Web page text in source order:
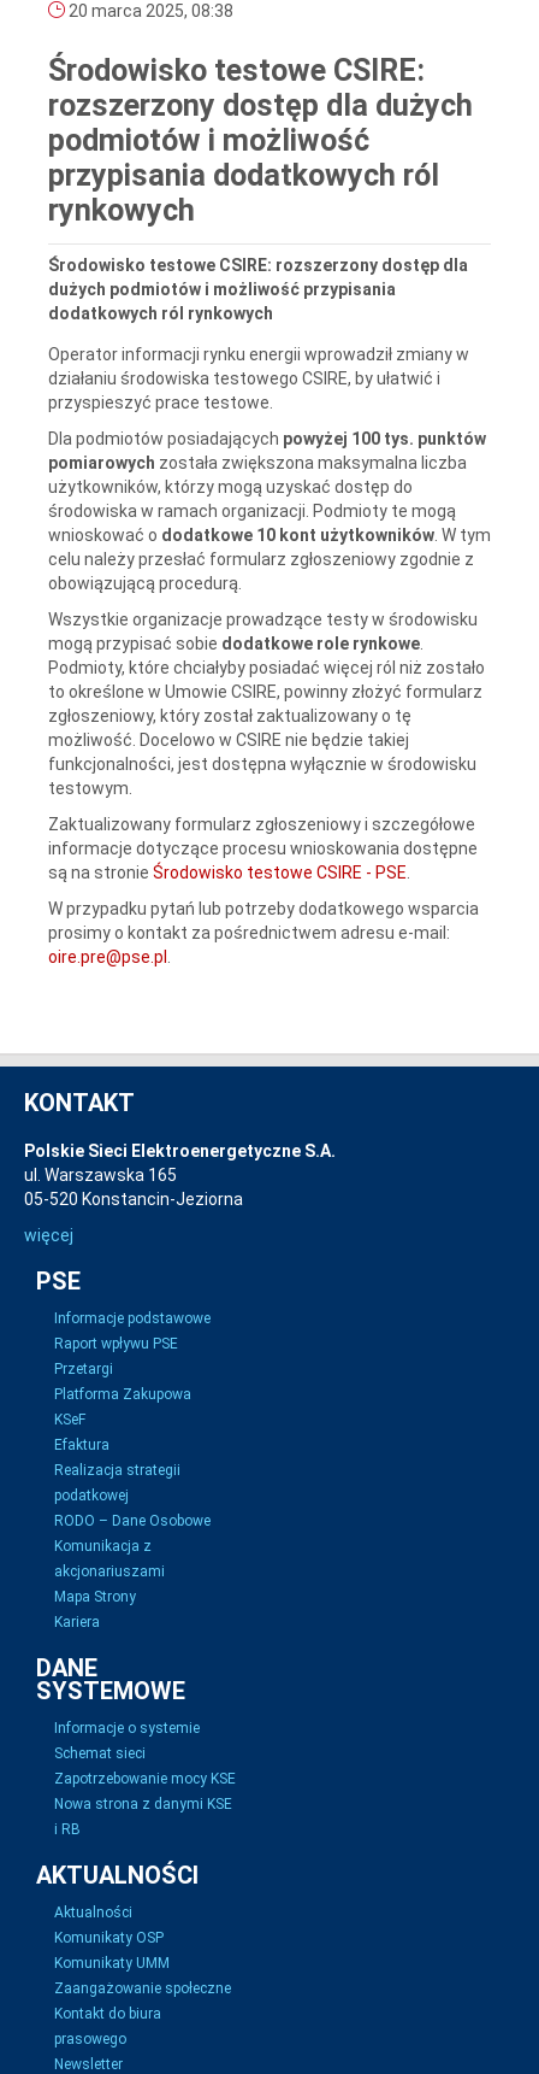
20 marca 2025, 08:38
Środowisko testowe CSIRE:
rozszerzony dostęp dla dużych
podmiotów i możliwość
przypisania dodatkowych ról
rynkowych
Środowisko testowe CSIRE: rozszerzony dostęp dla
dużych podmiotów i możliwość przypisania
dodatkowych ról rynkowych
Operator informacji rynku energii wprowadził zmiany w
działaniu środowiska testowego CSIRE, by ułatwić i
przyspieszyć prace testowe.
Dla podmiotów posiadających powyżej 100 tys. punktów
pomiarowych została zwiększona maksymalna liczba
użytkowników, którzy mogą uzyskać dostęp do
środowiska w ramach organizacji. Podmioty te mogą
wnioskować o dodatkowe 10 kont użytkowników . W tym
celu należy przesłać formularz zgłoszeniowy zgodnie z
obowiązującą procedurą.
Wszystkie organizacje prowadzące testy w środowisku
mogą przypisać sobie dodatkowe role rynkowe
Podmioty, które chciałyby posiadać więcej ról niż zostało
to określone w Umowie CSIRE, powinny złożyć formularz
zgłoszeniowy, który został zaktualizowany o tę
możliwość. Docelowo w CSIRE nie będzie takiej
funkcjonalności, jest dostępna wyłącznie w środowisku
testowym.
Zaktualizowany formularz zgłoszeniowy i szczegółowe
informacje dotyczące procesu wnioskowania dostępne
są na stronie Środowisko testowe CSIRE - PSE
W przypadku pytań lub potrzeby dodatkowego wsparcia
prosimy o kontakt za pośrednictwem adresu e-mail:
oire.pre@pse.pl
KONTAKT
Polskie Sieci Elektroenergetyczne S.A.
ul. Warszawska 165
05-520 Konstancin-Jeziorna
więcej
PSE
Informacje podstawowe
Raport wpływu PSE
Przetargi
Platforma Zakupowa
KSeF
Efaktura
Realizacja strategii
podatkowej
RODO – Dane Osobowe
Komunikacja z
akcjonariuszami
Mapa Strony
Kariera
DANE
SYSTEMOWE
Informacje o systemie
Schemat sieci
Zapotrzebowanie mocy KSE
Nowa strona z danymi KSE
i RB
AKTUALNOŚCI
Aktualności
Komunikaty OSP
Komunikaty UMM
Zaangażowanie społeczne
Kontakt do biura
prasowego
Newsletter